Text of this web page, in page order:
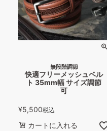
無段階調節
快適フリーメッシュベル
ト 35mm幅 サイズ調節
可
¥5,500税込
カートに入れる